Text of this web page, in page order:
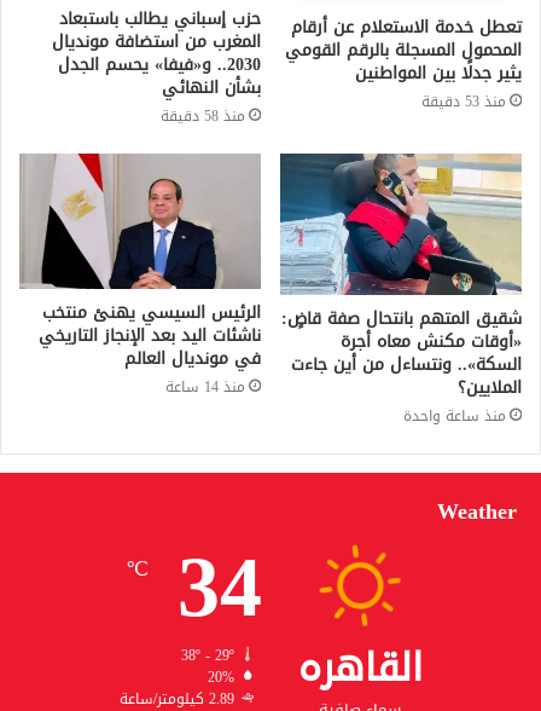
تعطل خدمة الاستعلام عن أرقام
المحمول المسجلة بالرقم القومي
يثير جدلًا بين المواطنين
منذ 53 دقيقة
حزب إسباني يطالب باستبعاد
المغرب من استضافة مونديال
2030.. و«فيفا» يحسم الجدل
بشأن النهائي
منذ 58 دقيقة
شقيق المتهم بانتحال صفة قاضٍ:
«أوقات مكنش معاه أجرة
السكة».. ونتساءل من أين جاءت
الملايين؟
منذ ساعة واحدة
الرئيس السيسي يهنئ منتخب
ناشئات اليد بعد الإنجاز التاريخي
في مونديال العالم
منذ 14 ساعة
Weather
القاهره
34
℃
38º - 29º
20%
2.89 كيلومتر/ساعة